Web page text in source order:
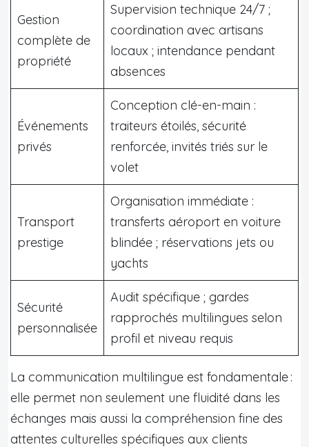
Gestion
complète de
propriété
Supervision technique 24/7 ;
coordination avec artisans
locaux ; intendance pendant
absences
Événements
privés
Conception clé-en-main :
traiteurs étoilés, sécurité
renforcée, invités triés sur le
volet
Transport
prestige
Organisation immédiate :
transferts aéroport en voiture
blindée ; réservations jets ou
yachts
Sécurité
personnalisée
Audit spécifique ; gardes
rapprochés multilingues selon
profil et niveau requis
La communication multilingue est fondamentale :
elle permet non seulement une fluidité dans les
échanges mais aussi la compréhension fine des
attentes culturelles spécifiques aux clients